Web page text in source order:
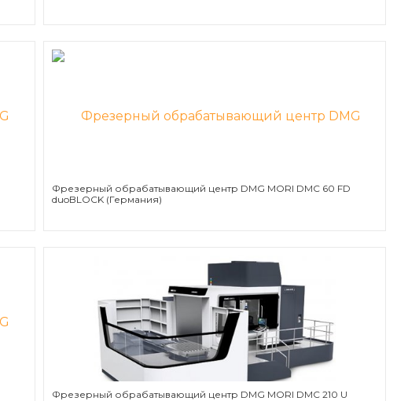
Фрезерный обрабатывающий центр DMG MORI DMC 60 FD
duoBLOCK (Германия)
Фрезерный обрабатывающий центр DMG MORI DMC 210 U